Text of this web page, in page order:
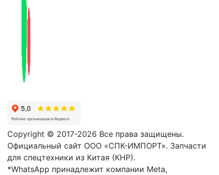
Copyright © 2017-2026 Все права защищены.
Официальный сайт ООО «СПК-ИМПОРТ». Запчасти
для спецтехники из Китая (КНР).
*WhatsApp принадлежит компании Meta,